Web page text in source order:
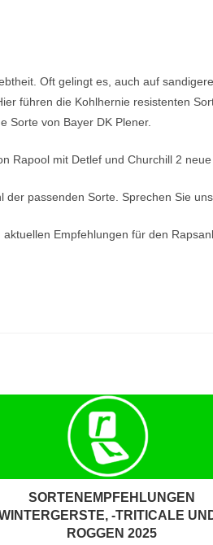
Oft gelingt es, auch auf
führen die Kohlhernie resistenten
Sorte von Bayer DK Plener.
Rapool mit Detlef und Churchill 2
der passenden Sorte. Sprechen Sie
Empfehlungen für den
SORTENEMPFEHLUNGEN
-TRITICALE
ROGGEN 2025